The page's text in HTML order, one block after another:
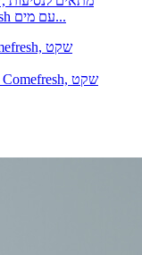
חוט דנטלי נייד נטען של Comefresh עם מים...